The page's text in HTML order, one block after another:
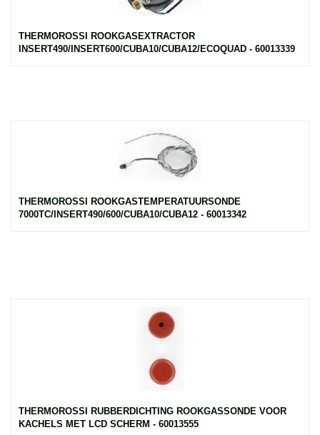
THERMOROSSI ROOKGASEXTRACTOR
INSERT490/INSERT600/CUBA10/CUBA12/ECOQUAD - 60013339
THERMOROSSI ROOKGASTEMPERATUURSONDE
7000TC/INSERT490/600/CUBA10/CUBA12 - 60013342
THERMOROSSI RUBBERDICHTING ROOKGASSONDE VOOR
KACHELS MET LCD SCHERM - 60013555